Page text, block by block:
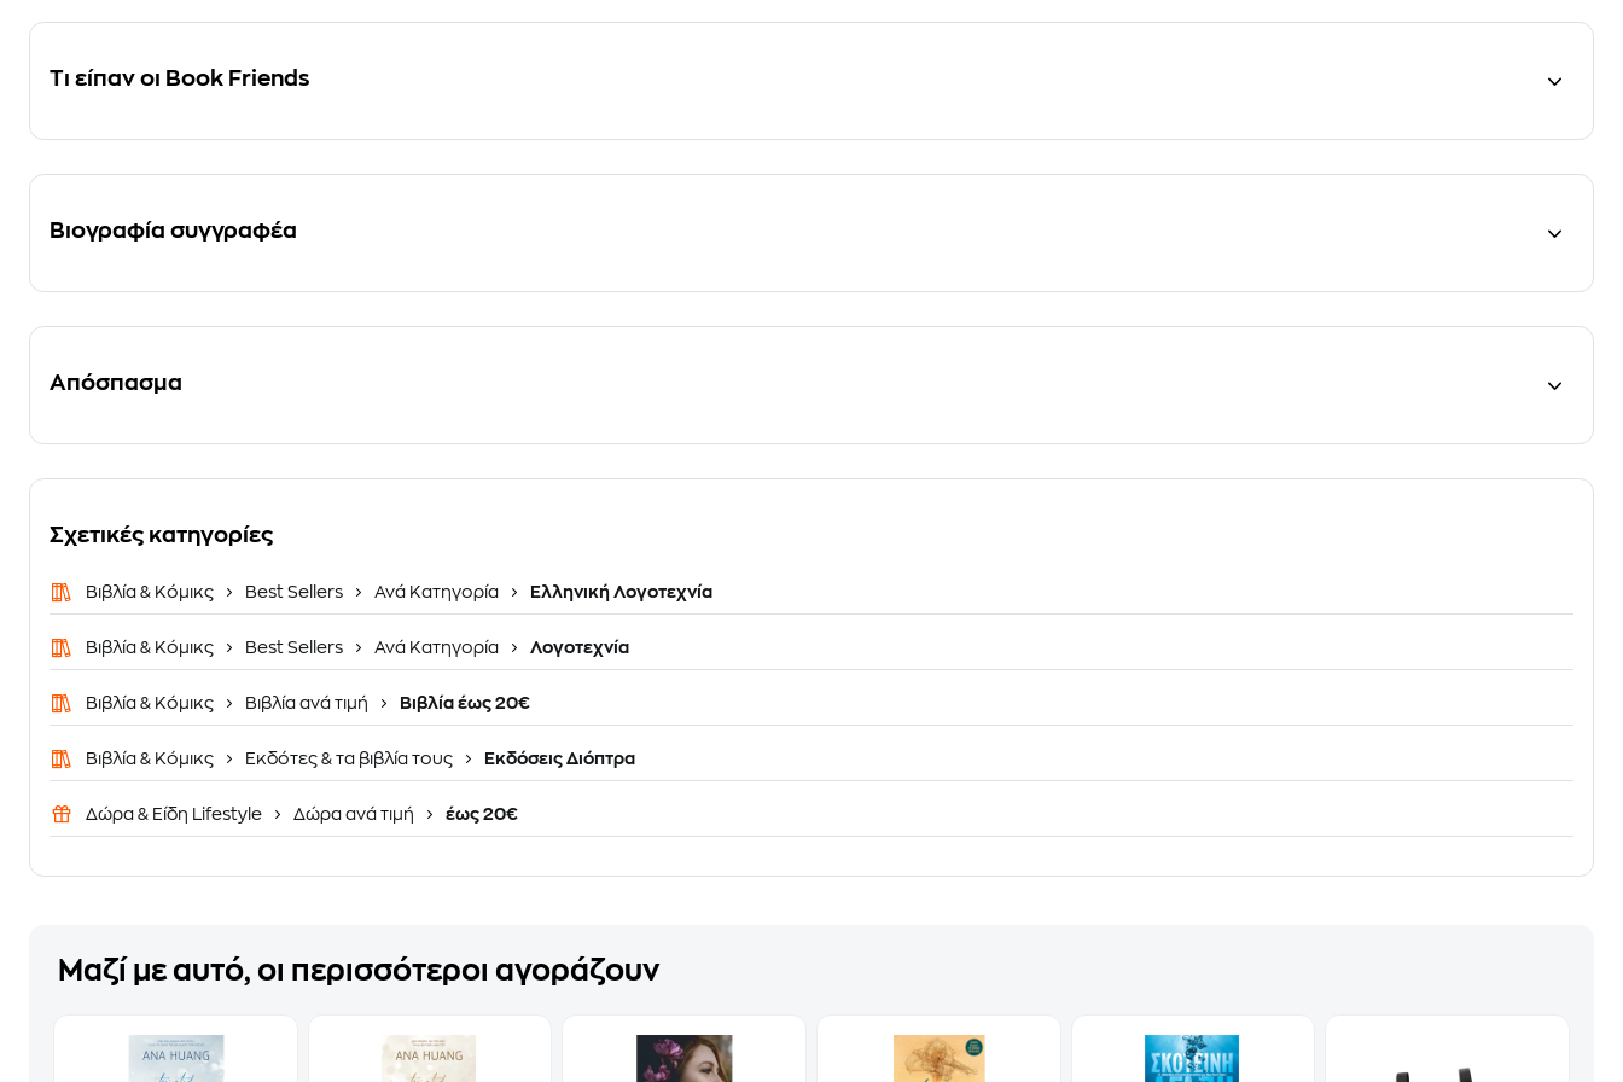
Τι είπαν οι Book Friends
Βιογραφία συγγραφέα
Απόσπασμα
Σχετικές κατηγορίες
Βιβλία & Κόμικς Best Sellers Ανά Κατηγορία Ελληνική Λογοτεχνία
Βιβλία & Κόμικς Best Sellers Ανά Κατηγορία Λογοτεχνία
Βιβλία & Κόμικς Βιβλία ανά τιμή Βιβλία έως 20€
Βιβλία & Κόμικς Εκδότες & τα βιβλία τους Εκδόσεις Διόπτρα
Δώρα & Είδη Lifestyle Δώρα ανά τιμή έως 20€
Μαζί με αυτό, οι περισσότεροι αγοράζουν